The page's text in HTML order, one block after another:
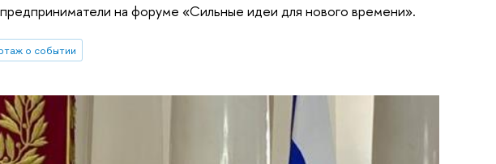
на форуме «Сильные идеи для нового времени».
о событии